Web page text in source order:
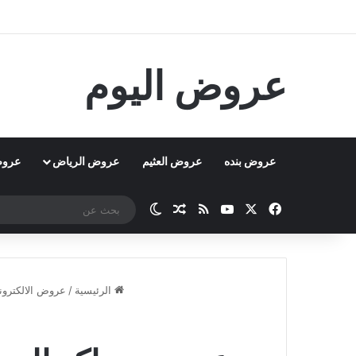
عروض اليوم
عروض بنده عروض العثيم عروض الرياض
فيسبوك ‫YouTubeملخص الموقع RSS
مقال عشوائي
الوضع المظلم
الرئيسية / عروض